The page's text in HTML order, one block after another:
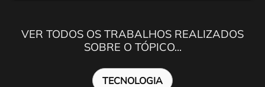
VER TODOS OS TRABALHOS REALIZADOS
SOBRE O TÓPICO...
TECNOLOGIA